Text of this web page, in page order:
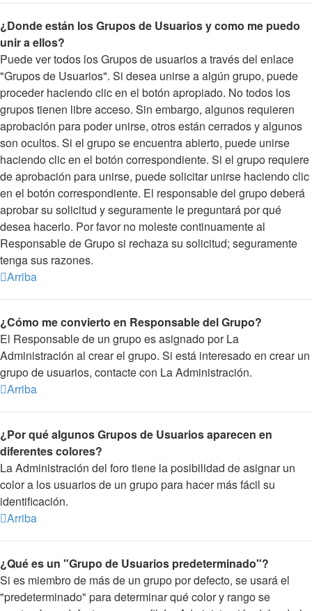
¿Donde están los Grupos de Usuarios y como me puedo
unir a ellos?
Puede ver todos los Grupos de usuarios a través del enlace
"Grupos de Usuarios". Si desea unirse a algún grupo, puede
proceder haciendo clic en el botón apropiado. No todos los
grupos tienen libre acceso. Sin embargo, algunos requieren
aprobación para poder unirse, otros están cerrados y algunos
son ocultos. Si el grupo se encuentra abierto, puede unirse
haciendo clic en el botón correspondiente. Si el grupo requiere
de aprobación para unirse, puede solicitar unirse haciendo clic
en el botón correspondiente. El responsable del grupo deberá
aprobar su solicitud y seguramente le preguntará por qué
desea hacerlo. Por favor no moleste continuamente al
Responsable de Grupo si rechaza su solicitud; seguramente
tenga sus razones.
Arriba
¿Cómo me convierto en Responsable del Grupo?
El Responsable de un grupo es asignado por La
Administración al crear el grupo. Si está interesado en crear un
grupo de usuarios, contacte con La Administración.
Arriba
¿Por qué algunos Grupos de Usuarios aparecen en
diferentes colores?
La Administración del foro tiene la posibilidad de asignar un
color a los usuarios de un grupo para hacer más fácil su
identificación.
Arriba
¿Qué es un "Grupo de Usuarios predeterminado"?
Si es miembro de más de un grupo por defecto, se usará el
"predeterminado" para determinar qué color y rango se